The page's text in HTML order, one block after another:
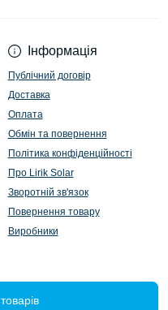
Інформація
Публічний договір
Доставка
Оплата
Обмін та повернення
Політика конфіденційності
Про Lirik Solar
Зворотній зв'язок
Повернення товару
Виробники